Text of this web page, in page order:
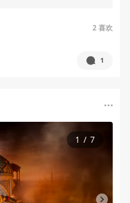
2喜欢
1
1 / 7